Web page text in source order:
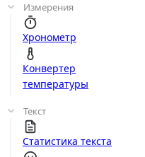
Измерения
Хронометр
Конвертер
температуры
Текст
Статистика текста